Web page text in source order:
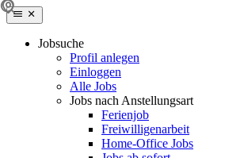
Jobsuche
Profil anlegen
Einloggen
Alle Jobs
Jobs nach Anstellungsart
Ferienjob
Freiwilligenarbeit
Home-Office Jobs